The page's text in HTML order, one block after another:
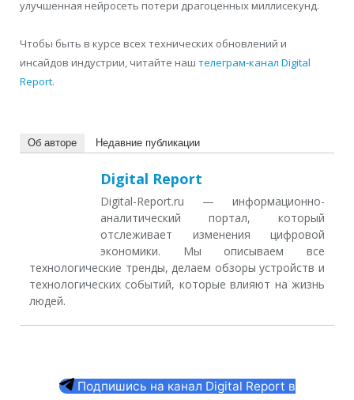
улучшенная нейросеть потери драгоценных миллисекунд.
Чтобы быть в курсе всех технических обновлений и
инсайдов индустрии, читайте наш телеграм-канал Digital
Report.
Об авторе Недавние публикации
Digital Report
Digital-Report.ru — информационно-
аналитический портал, который
отслеживает изменения цифровой
экономики. Мы описываем все
технологические тренды, делаем обзоры устройств и
технологических событий, которые влияют на жизнь
людей.
Подпишись на канал Digital Report в